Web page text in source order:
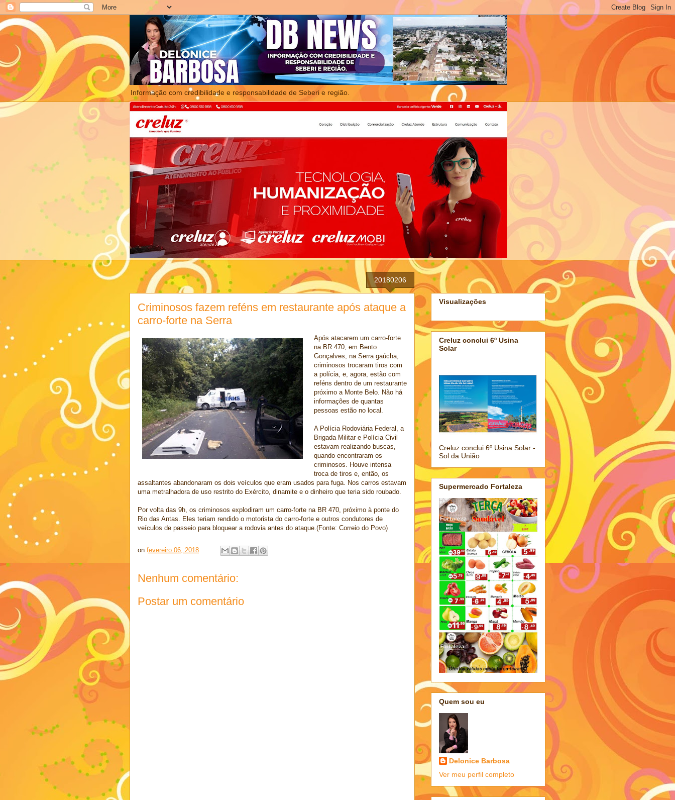
Informação com credibilidade e responsabilidade de Seberi e região.
20180206
Criminosos fazem reféns em restaurante após ataque a
carro-forte na Serra
Após atacarem um carro-forte
na BR 470, em Bento
Gonçalves, na Serra gaúcha,
criminosos trocaram tiros com
a polícia, e, agora, estão com
reféns dentro de um restaurante
próximo a Monte Belo. Não há
informações de quantas
pessoas estão no local.
A Polícia Rodoviária Federal, a
Brigada Militar e Polícia Civil
estavam realizando buscas,
quando encontraram os
criminosos. Houve intensa
troca de tiros e, então, os
assaltantes abandonaram os dois veículos que eram usados para fuga. Nos carros estavam
uma metralhadora de uso restrito do Exército, dinamite e o dinheiro que teria sido roubado.
Por volta das 9h, os criminosos explodiram um carro-forte na BR 470, próximo à ponte do
Rio das Antas. Eles teriam rendido o motorista do carro-forte e outros condutores de
veículos de passeio para bloquear a rodovia antes do ataque.(Fonte: Correio do Povo)
on fevereiro 06, 2018
Nenhum comentário:
Postar um comentário
Visualizações
Creluz conclui 6º Usina
Solar
Creluz conclui 6º Usina Solar -
Sol da União
Supermercado Fortaleza
Quem sou eu
Delonice Barbosa
Ver meu perfil completo